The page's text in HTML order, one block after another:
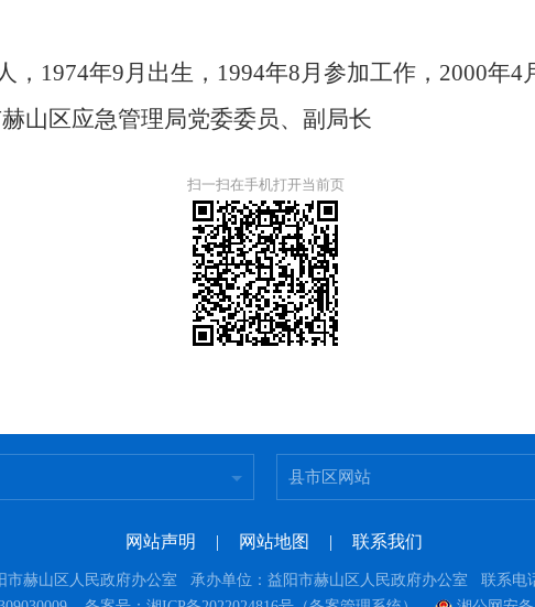
，1974年9月出生，1994年8月参加工作，2000年4
山区应急管理局党委委员、副局长
扫一扫在手机打开当前页
县市区网站
网站声明 | 网站地图 | 联系我们
市赫山区人民政府办公室 承办单位：益阳市赫山区人民政府办公室 联系电